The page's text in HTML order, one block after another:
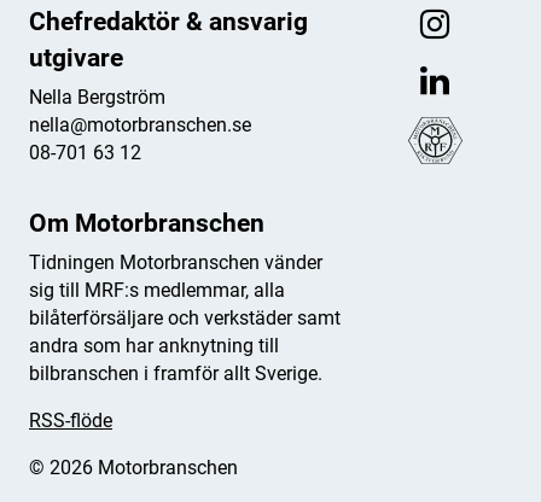
Om Motorbranschen
Tidningen Motorbranschen vänder
sig till MRF:s medlemmar, alla
bilåterförsäljare och verkstäder samt
andra som har anknytning till
bilbranschen i framför allt Sverige.
RSS-flöde
© 2026 Motorbranschen
Chefredaktör & ansvarig
utgivare
Nella Bergström
nella@motorbranschen.se
08-701 63 12